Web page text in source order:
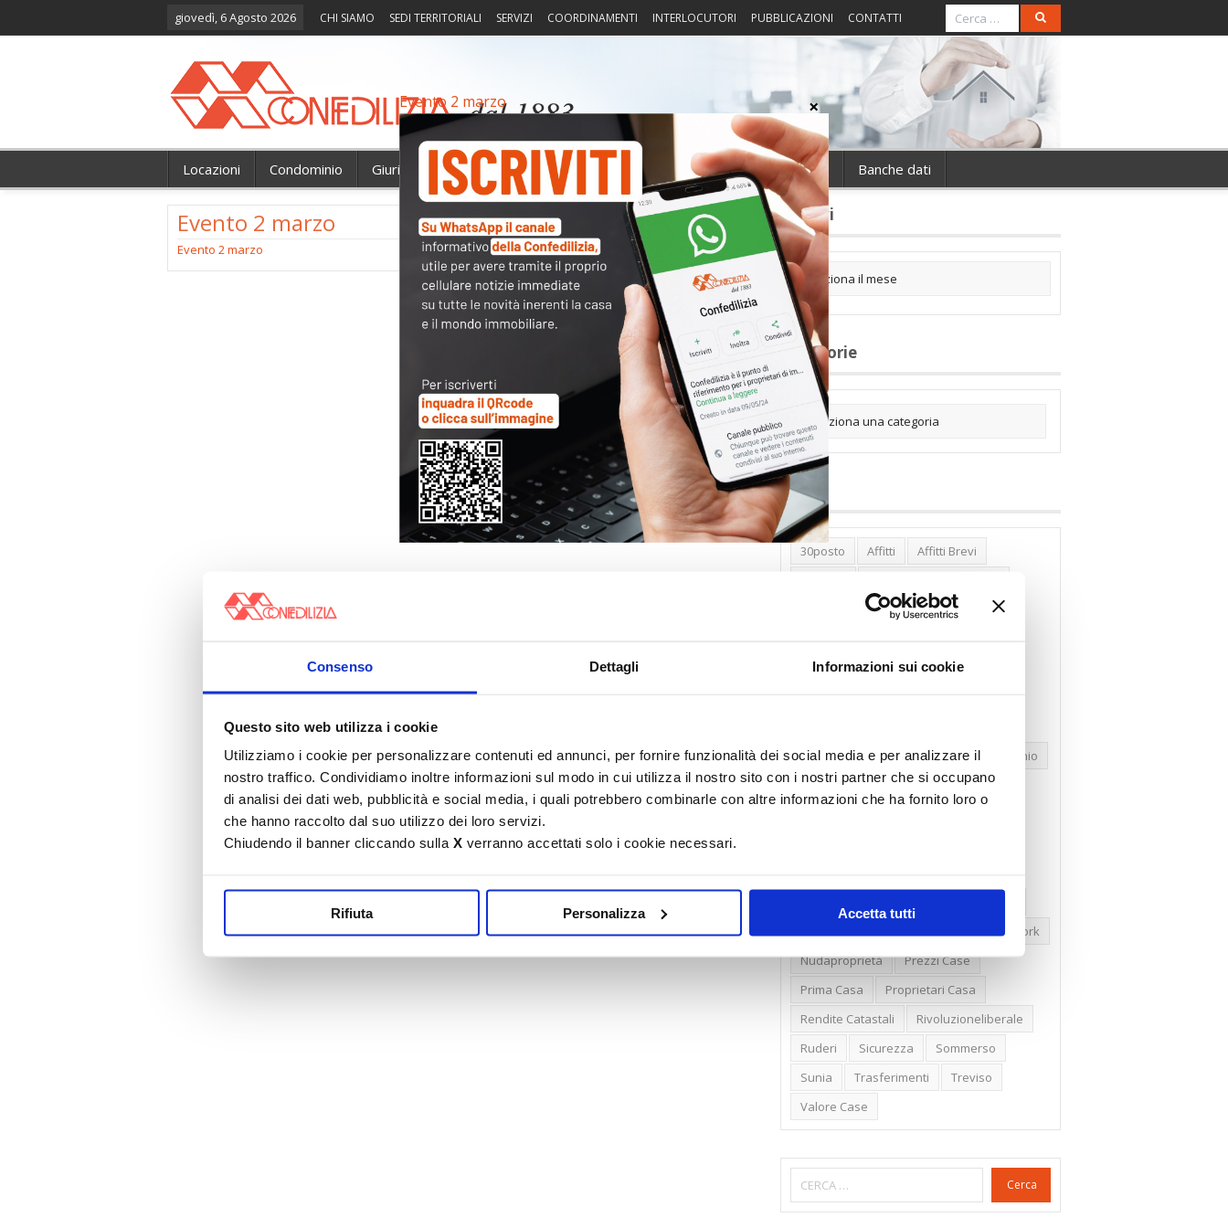
Consenso Dettagli Informazioni sui cookie
Questo sito web utilizza i cookie
Utilizziamo i cookie per personalizzare contenuti ed annunci, per fornire funzionalità dei social media e per analizzare il
nostro traffico. Condividiamo inoltre informazioni sul modo in cui utilizza il nostro sito con i nostri partner che si occupano
di analisi dei dati web, pubblicità e social media, i quali potrebbero combinarle con altre informazioni che ha fornito loro o
che hanno raccolto dal suo utilizzo dei loro servizi.
Chiudendo il banner cliccando sulla X verranno accettati solo i cookie necessari.
Rifiuta Personalizza Accetta tutti
giovedì, 6 Agosto 2026 CHI SIAMO SEDI TERRITORIALI SERVIZI COORDINAMENTI INTERLOCUTORI PUBBLICAZIONI CONTATTI
Locazioni Condominio Giurisprudenza Fisco Portierato Intorno alla casa Notizie Banche dati
Evento 2 marzo
Evento 2 marzo
Archivi
Categorie
Tag
30posto Affitti
Affitti Brevi
Banca Woolwich
Bilocali
Cambioabitazione
Carenza Alloggi
Compravendite Immobiliari
Condominio
Confcommercio
Confedilizia.EU
New York
Nudaproprietà
Prezzi Case
Prima Casa
Proprietari Casa
Rendite Catastali
Rivoluzioneliberale
Ruderi
Sicurezza
Sommerso
Sunia
Trasferimenti
Treviso
Valore Case
Cerca
Evento 2 marzo